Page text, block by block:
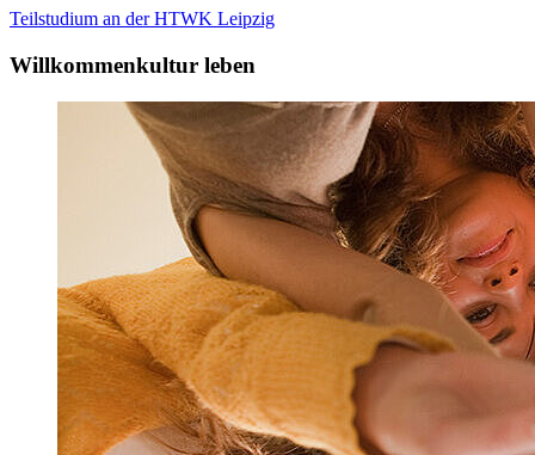
Teilstudium an derHTWK Leipzig
Willkommenkultur leben